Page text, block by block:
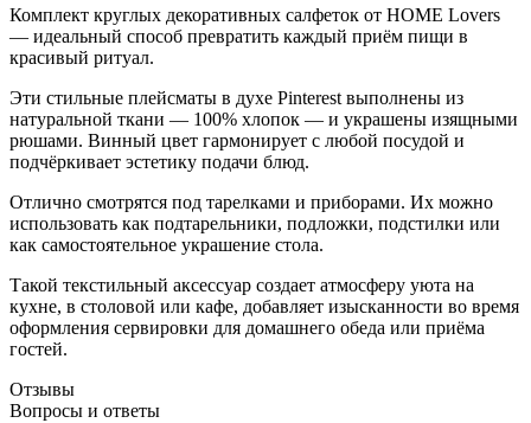
Комплект круглых декоративных салфеток от HOME Lovers
— идеальный способ превратить каждый приём пищи в
красивый ритуал.
Эти стильные плейсматы в духе Pinterest выполнены из
натуральной ткани — 100% хлопок — и украшены изящными
рюшами. Винный цвет гармонирует с любой посудой и
подчёркивает эстетику подачи блюд.
Отлично смотрятся под тарелками и приборами. Их можно
использовать как подтарельники, подложки, подстилки или
как самостоятельное украшение стола.
Такой текстильный аксессуар создает атмосферу уюта на
кухне, в столовой или кафе, добавляет изысканности во время
оформления сервировки для домашнего обеда или приёма
гостей.
Отзывы
Вопросы и ответы